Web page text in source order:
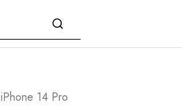
iPhone 14 Pro